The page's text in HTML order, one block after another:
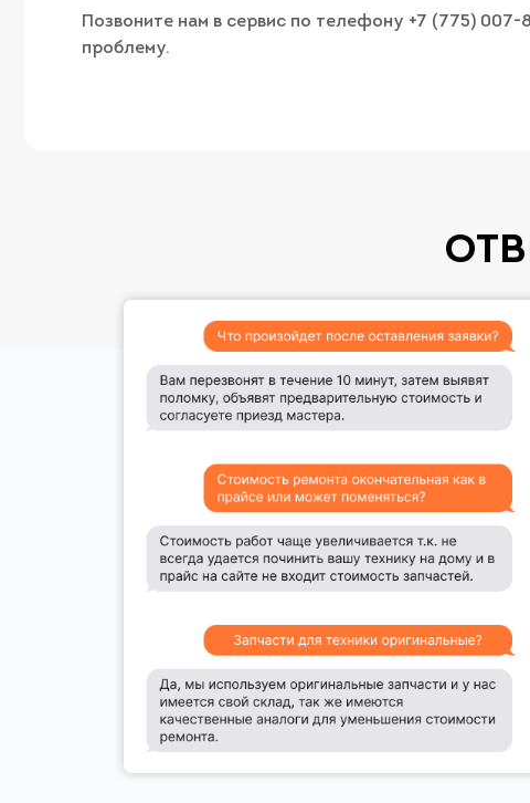
Позвоните нам в сервис по телефону +7 (775)
проблему.